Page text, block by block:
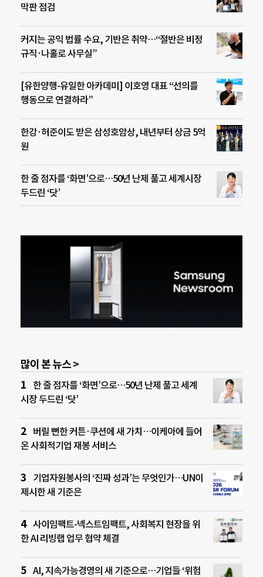
막판 점검
커지는 공익 법률 수요, 기반은 취약…“절반은 비정
규직·나홀로 사무실”
[유한양행-유일한 아카데미] 이호영 대표 “선의를
행동으로 연결하라”
한강·허준이도 받은 삼성호암상, 내년부터 상금 5억
원
한 줄 점자를 ‘화면’으로…50년 난제 풀고 세계시장
두드린 ‘닷’
많이 본 뉴스 >
한 줄 점자를 ‘화면’으로…50년 난제 풀고 세계
시장 두드린 ‘닷’
버릴 뻔한 커튼·쿠션에 새 가치…이케아에 들어
온 사회적기업 재봉 서비스
기업자원봉사의 ‘진짜 성과’는 무엇인가…UN이
제시한 새 기준은
사이임팩트-넥스트임팩트, 사회복지 현장을 위
한 AI 리빙랩 업무 협약 체결
AI, 지속가능경영의 새 기준으로…기업들 ‘위험